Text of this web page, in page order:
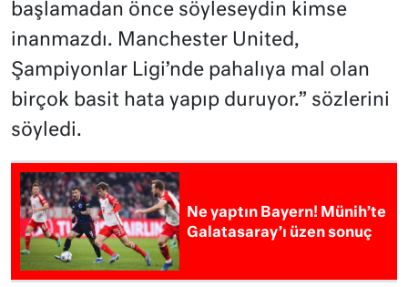
başlamadan önce söyleseydin kimse
inanmazdı. Manchester United,
Şampiyonlar Ligi’nde pahalıya mal olan
birçok basit hata yapıp duruyor.” sözlerini
söyledi.
Ne yaptın Bayern! Münih’te
Galatasaray’ı üzen sonuç